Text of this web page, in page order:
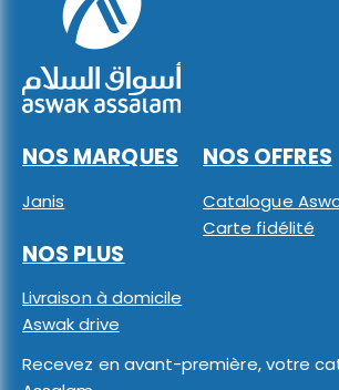
NOS MARQUES
Janis
NOS OFFRES
Catalogue
Carte fidélité
NOS PLUS
Livraison à domicile
Aswak drive
Recevez en avant-première, votre